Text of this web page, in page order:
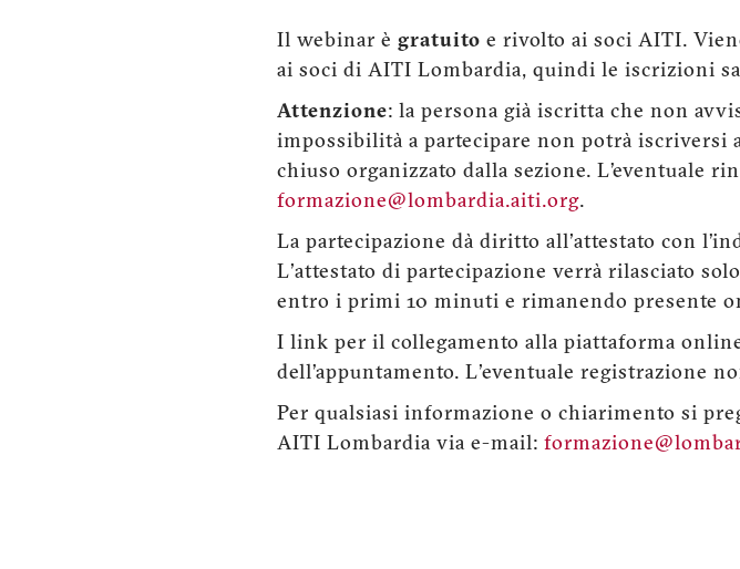
Il webinar è gratuito e rivolto ai soci AITI.
ai soci di AITI Lombardia, quindi le iscrizioni
Attenzione: la persona già iscritta che non
impossibilità a partecipare non potrà iscriversi
chiuso organizzato dalla sezione. L’eventuale
formazione@lombardia.aiti.org.
La partecipazione dà diritto all'attestato con
L'attestato di partecipazione verrà rilasciato
entro i primi 10 minuti e rimanendo presente
I link per il collegamento alla piattaforma
dell’appuntamento. L'eventuale registrazione
Per qualsiasi informazione o chiarimento si
AITI Lombardia via e-mail: